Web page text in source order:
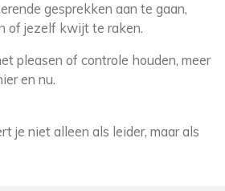
gesprekken aan te gaan,
of jezelf kwijt te raken.
pleasen of controle houden, meer
en nu.
je niet alleen als leider, maar als